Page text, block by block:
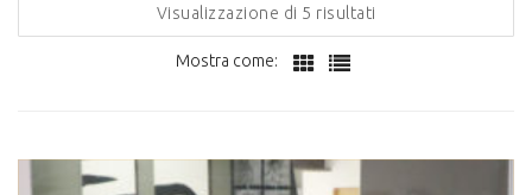
Visualizzazione di 5 risultati
Mostra come: